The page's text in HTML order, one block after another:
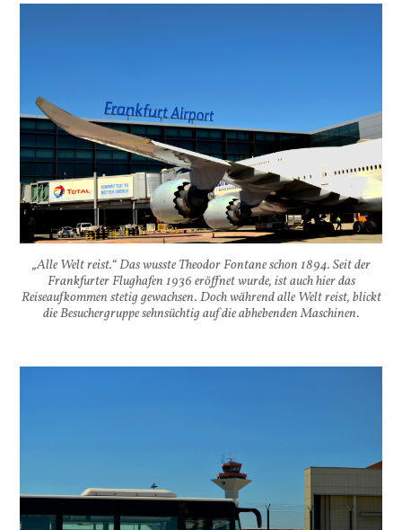
„Alle Welt reist.“ Das wusste Theodor Fontane schon 1894. Seit der
Frankfurter Flughafen 1936 eröffnet wurde, ist auch hier das
Reiseaufkommen stetig gewachsen. Doch während alle Welt reist, blickt
die Besuchergruppe sehnsüchtig auf die abhebenden Maschinen.